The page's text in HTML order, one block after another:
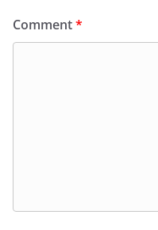
Comment*